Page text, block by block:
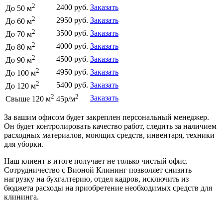
До 50 м2 2400 руб. Заказать
До 60 м2 2950 руб. Заказать
До 70 м2 3500 руб. Заказать
До 80 м2 4000 руб. Заказать
До 90 м2 4500 руб. Заказать
До 100 м2 4950 руб. Заказать
До 120 м2 5400 руб. Заказать
Свыше 120 м2 45р/м2 Заказать
За вашим офисом будет закреплен персональный менеджер.
Он будет контролировать качество работ, следить за наличием
расходных материалов, моющих средств, инвентаря, техники
для уборки.
Наш клиент в итоге получает не только чистый офис.
Сотрудничество с Вионой Клининг позволяет снизить
нагрузку на бухгалтерию, отдел кадров, исключить из
бюджета расходы на приобретение необходимых средств для
клининга.